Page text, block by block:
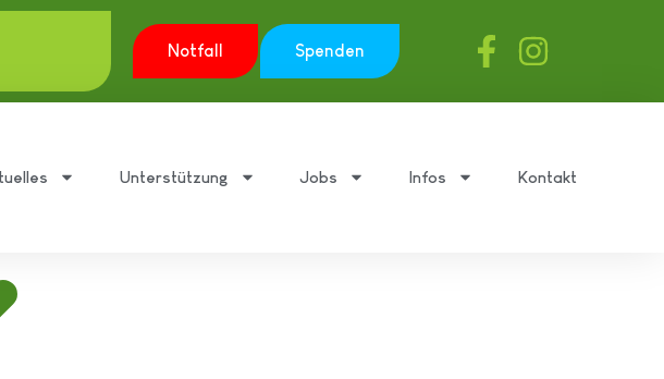
Notfall Spenden
Unterstützung Jobs Infos Kontakt